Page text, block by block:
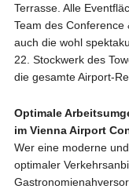
Terrasse. Alle
Team des
auch die wohl
22. Stockwerk des
die gesamte Airport-
Optimale
im Vienna Airport
Wer eine moderne
optimaler